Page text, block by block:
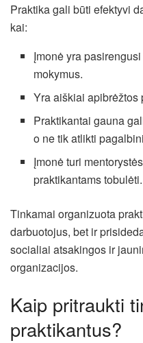
Praktika gali būti efektyvi
kai:
Įmonė yra
mokymus.
Yra aiškiai apibrėžtos
Praktikantai gauna
o ne tik atlikti
Įmonė turi
praktikantams tobulėti.
Tinkamai organizuota
darbuotojus, bet ir
socialiai atsakingos ir
organizacijos.
Kaip pritraukti
praktikantus?